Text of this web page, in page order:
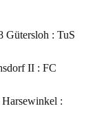
Gütersloh : TuS
II : FC
: